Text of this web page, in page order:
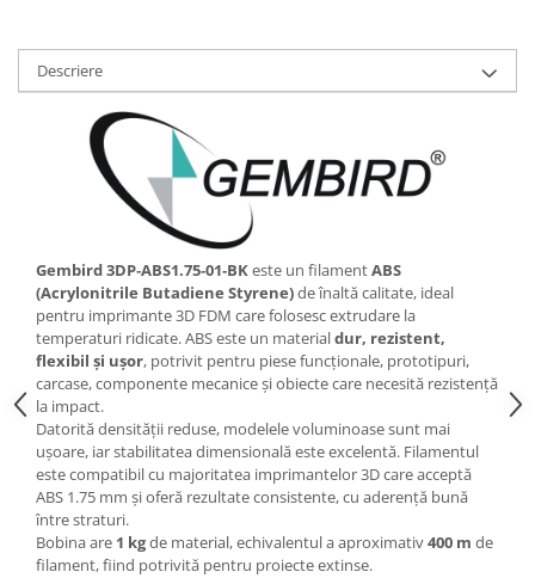
Descriere
Gembird 3DP‑ABS1.75‑01‑BKeste un filamentABS
(Acrylonitrile Butadiene Styrene)de înaltă calitate, ideal
pentru imprimante 3D FDM care folosesc extrudare la
temperaturi ridicate. ABS este un materialdur, rezistent,
flexibil și ușor, potrivit pentru piese funcționale, prototipuri,
carcase, componente mecanice și obiecte care necesită rezistență
la impact.
Datorită densității reduse, modelele voluminoase sunt mai
ușoare, iar stabilitatea dimensională este excelentă. Filamentul
este compatibil cu majoritatea imprimantelor 3D care acceptă
ABS 1.75 mm și oferă rezultate consistente, cu aderență bună
între straturi.
Bobina are 1 kgde material, echivalentul a aproximativ400 m de
filament, fiind potrivită pentru proiecte extinse.